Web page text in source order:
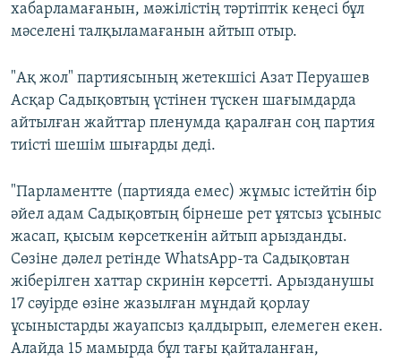
хабарламағанын, мәжілістің тәртіптік кеңесі бұл
мәселені талқыламағанын айтып отыр.
"Ақ жол" партиясының жетекшісі Азат Перуашев
Асқар Садықовтың үстінен түскен шағымдарда
айтылған жайттар пленумда қаралған соң партия
тиісті шешім шығарды деді.
"Парламентте (партияда емес) жұмыс істейтін бір
әйел адам Садықовтың бірнеше рет ұятсыз ұсыныс
жасап, қысым көрсеткенін айтып арызданды.
Сөзіне дәлел ретінде WhatsApp-та Садықовтан
жіберілген хаттар скринін көрсетті. Арызданушы
17 сәуірде өзіне жазылған мұндай қорлау
ұсыныстарды жауапсыз қалдырып, елемеген екен.
Алайда 15 мамырда бұл тағы қайталанған,